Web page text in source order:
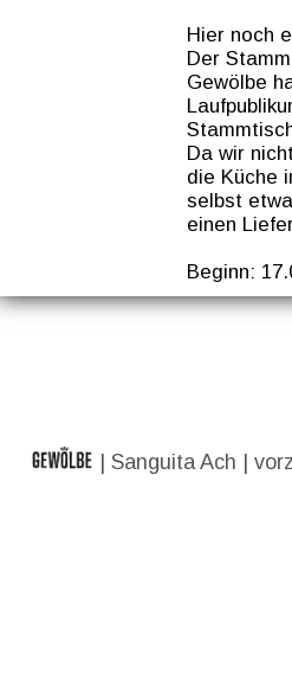
Hier noch
Der
Gewölbe
Da wir
die Küche
selbst
einen
Beginn:
| Sanguita Ach |